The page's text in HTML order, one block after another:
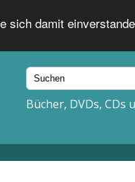
sich damit
Bücher, DVDs, CDs